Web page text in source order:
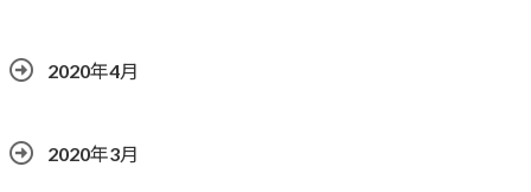
2020年4月
2020年3月